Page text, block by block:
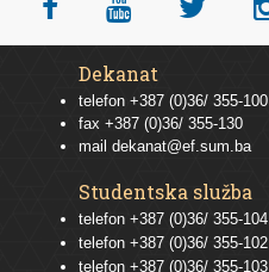
Dekanat
telefon +387 (0)36/ 355-100
fax +387 (0)36/ 355-130
mail dekanat@ef.sum.ba
Studentska služba
telefon +387 (0)36/ 355-104
telefon +387 (0)36/ 355-102
telefon +387 (0)36/ 355-103